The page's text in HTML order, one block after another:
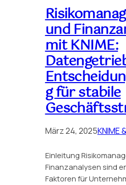
und
mit KNIME:
g für stabile
März 24, 2025KNIME
Einleitung
Finanzanalysen sind
Faktoren für